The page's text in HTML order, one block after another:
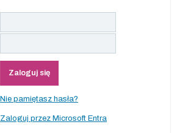
Zaloguj się
Nie pamiętasz hasła?
Zaloguj przez Microsoft Entra